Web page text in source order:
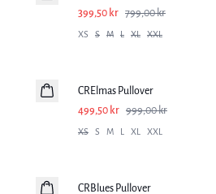
399,50 kr 799,00 kr
XS S M L XL XXL
CRElmas Pullover
499,50 kr 999,00 kr
XS S M L XL XXL
CRBlues Pullover